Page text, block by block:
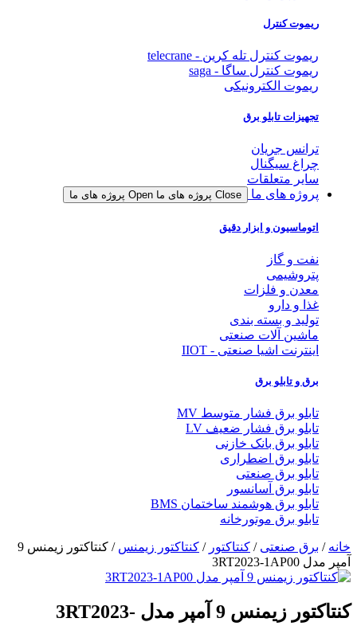
ریموت کنترل
ریموت کنترل تله کرین - telecrane
ریموت کنترل ساگا - saga
ریموت الکترونیکی
تجهیزات تابلو برق
ترانس جریان
چراغ سیگنال
سایر متعلقات
پروژه های ما
Close پروژه های ما Open پروژه های ما
اتوماسیون و ابزار دقیق
نفت و گاز
پتروشیمی
معدن و فلزات
غذا و دارو
تولید و بسته بندی
ماشین آلات صنعتی
اینترنت اشیا صنعتی - IIOT
برق و تابلو برق
تابلو برق فشار متوسط MV
تابلو برق فشار ضعیف LV
تابلو برق بانک خازنی
تابلو برق اضطراری
تابلو برق صنعتی
تابلو برق آسانسور
تابلو برق هوشمند ساختمان BMS
تابلو برق موتورخانه
خانه / برق صنعتی / کنتاکتور / کنتاکتور زیمنس
/ کنتاکتور زیمنس 9
آمپر مدل 3RT2023-1AP00
کنتاکتور زیمنس 9 آمپر مدل 3RT2023-